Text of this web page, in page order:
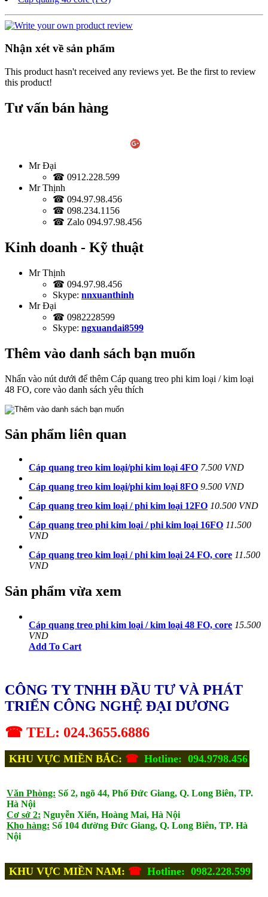
Nhận xét về sản phẩm
This product hasn't received any reviews yet. Be the first to review
this product!
Tư vấn bán hàng
Mr Đại
☎ 0912.228.599
Mr Thịnh
☎ 094.97.98.456
☎ 098.234.1156
☎ Zalo 094.97.98.456
Kinh doanh - Kỹ thuật
Mr Thịnh
☎ 094.97.98.456
Skype: nnxuanthinh
Mr Đại
☎ 0982228599
Skype: ngxuandai8599
Thêm vào danh sách bạn muốn
Nhấn vào nút dưới để thêm Cáp quang treo phi kim loại / kim loại
48 FO, core vào danh sách yêu thích
Sản phẩm liên quan
Cáp quang treo kim loại/phi kim loại 4FO 7.500 VND
Cáp quang treo kim loại/phi kim loại 8FO 9.500 VND
Cáp quang treo kim loại / phi kim loại 12FO 10.500 VND
Cáp quang treo phi kim loại / phi kim loại 16FO 11.500
VND
Cáp quang treo kim loại / phi kim loại 24 FO, core 11.500
VND
Sản phẩm vừa xem
Cáp quang treo phi kim loại / kim loại 48 FO, core 15.500
VND
Add To Cart
CÔNG TY TNHH ĐẦU TƯ VÀ PHÁT
TRIỂN CÔNG NGHỆ ĐẠI DƯƠNG
☎ TEL: 024.3655.6886
KHU VỰC MIỀN BẮC: ☎ Hotline: 094.9798.456
Văn Phòng: Số 2, ngõ 44, Phố Đức Giang, Q. Long Biên, TP.
Hà Nội
Cơ sở 2: Nguyễn Xiển, Hoàng Mai, Hà Nội
Kho hàng: Số 104 đường Đức Giang, Q. Long Biên, TP. Hà
Nội
KHU VỰC MIỀN NAM: ☎ Hotline: 0982.228.599